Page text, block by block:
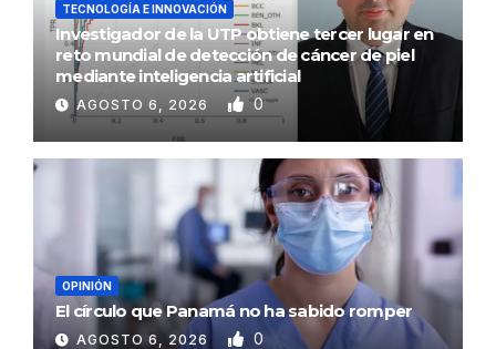
TECNOLOGÍA E INNOVACIÓN
Investigador de la UTP obtiene tercer lugar en
reto mundial de detección de cáncer de piel
mediante inteligencia artificial
AGOSTO 6, 2026 0
OPINIÓN
El círculo que Panamá no ha sabido romper
AGOSTO 6, 2026 0